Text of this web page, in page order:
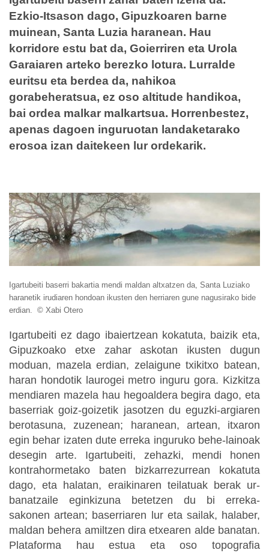
Ezkio-Itsason dago, Gipuzkoaren barne
muinean, Santa Luzia haranean. Hau
korridore estu bat da, Goierriren eta Urola
Garaiaren arteko berezko lotura. Lurralde
euritsu eta berdea da, nahikoa
gorabeheratsua, ez oso altitude handikoa,
bai ordea malkar malkartsua. Horrenbestez,
apenas dagoen inguruotan landaketarako
erosoa izan daitekeen lur ordekarik.
Igartubeiti baserri bakartia mendi maldan altxatzen da, Santa Luziako
haranetik irudiaren hondoan ikusten den herriaren gune nagusirako bide
erdian. © Xabi Otero
Igartubeiti ez dago ibaiertzean kokatuta, baizik eta,
Gipuzkoako etxe zahar askotan ikusten dugun
moduan, mazela erdian, zelaigune txikitxo batean,
haran hondotik laurogei metro inguru gora. Kizkitza
mendiaren mazela hau hegoaldera begira dago, eta
baserriak goiz-goizetik jasotzen du eguzki-argiaren
berotasuna, zuzenean; haranean, artean, itxaron
egin behar izaten dute erreka inguruko behe-lainoak
desegin arte. Igartubeiti, zehazki, mendi honen
kontrahormetako baten bizkarrezurrean kokatuta
dago, eta halatan, eraikinaren teilatuak berak ur-
banatzaile eginkizuna betetzen du bi erreka-
sakonen artean; baserriaren lur eta sailak, halaber,
maldan behera amiltzen dira etxearen alde banatan.
Plataforma hau estua eta oso topografia